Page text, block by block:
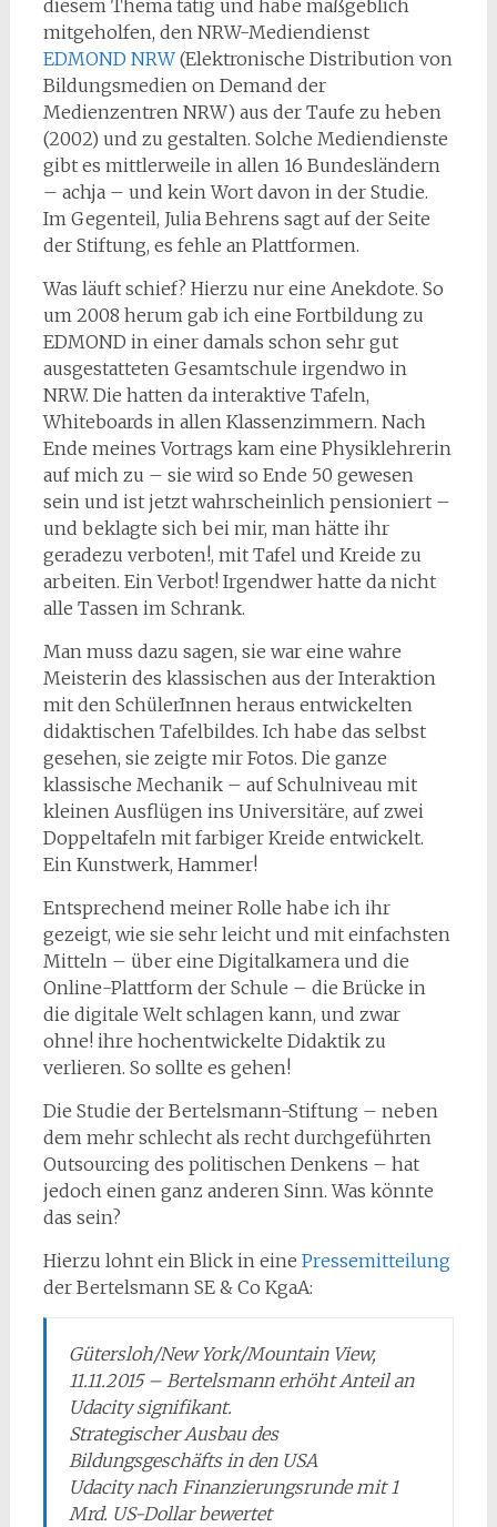
diesem Thema tätig und habe maßgeblich
mitgeholfen, den NRW-Mediendienst
EDMOND NRW(Elektronische Distribution von
Bildungsmedien on Demand der
Medienzentren NRW) aus der Taufe zu heben
(2002) und zu gestalten. Solche Mediendienste
gibt es mittlerweile in allen 16 Bundesländern
– achja – und kein Wort davon in der Studie.
Im Gegenteil, Julia Behrens sagt auf der Seite
der Stiftung, es fehle an Plattformen.
Was läuft schief? Hierzu nur eine Anekdote. So
um 2008 herum gab ich eine Fortbildung zu
EDMOND in einer damals schon sehr gut
ausgestatteten Gesamtschule irgendwo in
NRW. Die hatten da interaktive Tafeln,
Whiteboards in allen Klassenzimmern. Nach
Ende meines Vortrags kam eine Physiklehrerin
auf mich zu – sie wird so Ende 50 gewesen
sein und ist jetzt wahrscheinlich pensioniert –
und beklagte sich bei mir, man hätte ihr
geradezu verboten!, mit Tafel und Kreide zu
arbeiten. Ein Verbot! Irgendwer hatte da nicht
alle Tassen im Schrank.
Man muss dazu sagen, sie war eine wahre
Meisterin des klassischen aus der Interaktion
mit den SchülerInnen heraus entwickelten
didaktischen Tafelbildes. Ich habe das selbst
gesehen, sie zeigte mir Fotos. Die ganze
klassische Mechanik – auf Schulniveau mit
kleinen Ausflügen ins Universitäre, auf zwei
Doppeltafeln mit farbiger Kreide entwickelt.
Ein Kunstwerk, Hammer!
Entsprechend meiner Rolle habe ich ihr
gezeigt, wie sie sehr leicht und mit einfachsten
Mitteln – über eine Digitalkamera und die
Online-Plattform der Schule – die Brücke in
die digitale Welt schlagen kann, und zwar
ohne! ihre hochentwickelte Didaktik zu
verlieren. So sollte es gehen!
Die Studie der Bertelsmann-Stiftung – neben
dem mehr schlecht als recht durchgeführten
Outsourcing des politischen Denkens – hat
jedoch einen ganz anderen Sinn. Was könnte
das sein?
Hierzu lohnt ein Blick in eine Pressemitteilung
der Bertelsmann SE & Co KgaA:
Gütersloh/New York/Mountain View,
11.11.2015 – Bertelsmann erhöht Anteil an
Udacity signifikant.
Strategischer Ausbau des
Bildungsgeschäfts in den USA
Udacity nach Finanzierungsrunde mit 1
Mrd. US-Dollar bewertet